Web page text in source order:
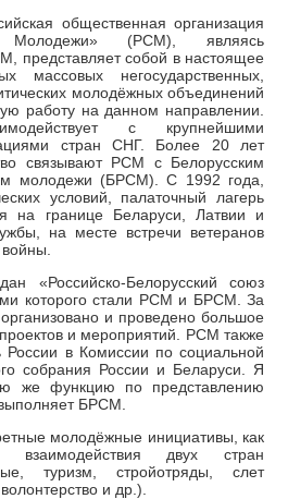
общественная организация
Молодежи» (РСМ), являясь
представляет собой в настоящее
негосударственных,
молодёжных объединений
работу на данном направлении.
с крупнейшими
стран СНГ. Более 20 лет
связывают РСМ с Белорусским
молодежи (БРСМ). С 1992 года,
условий, палаточный лагерь
на границе Беларуси, Латвии и
на месте встречи ветеранов
«Российско-Белорусский союз
которого стали РСМ и БРСМ. За
и проведено большое
и мероприятий. РСМ также
России в Комиссии по социальной
собрания России и Беларуси. Я
же функцию по представлению
БРСМ.
молодёжные инициативы, как
взаимодействия двух стран
туризм, стройотряды, слет
и др.).